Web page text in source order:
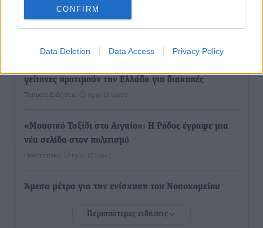
CONFIRM
Data Deletion Data Access Privacy Policy
στέγη έως 2.500 ευρώ
Ειδήσεις• πριν 12 ώρες
«Γιατί οι Τούρκοι συρρέουν στα ελληνικά νησιά»:
γείτονες προτιμούν την Ελλάδα για διακοπές
Τοπικές Ειδήσεις πριν 12 ώρες
«Μουσικό Ταξίδι στο Αιγαίο»: Η Ρόδος έγραψε μια
νέα σελίδα στον πολιτισμό
Πολιτιστικά πριν 12 ώρες
Άμεσα μέτρα για την ενίσχυση του Νοσοκομείου
ανακοίνωσε ο Άδωνις Γεωργιάδης
Περισσότερες ειδήσεις